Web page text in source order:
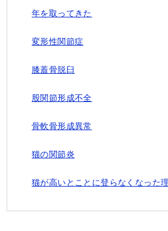
年を取ってきた
変形性関節症
膝蓋骨脱臼
股関節形成不全
骨軟骨形成異常
猫の関節炎
猫が高いとことに登らなくなった